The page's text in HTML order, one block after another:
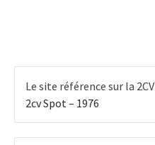
Le site référence sur la 2CV
2cv Spot – 1976